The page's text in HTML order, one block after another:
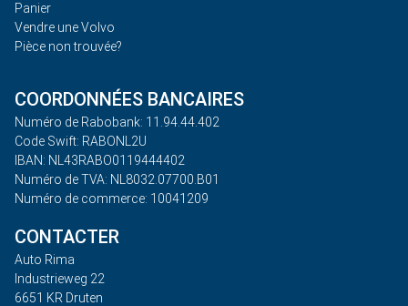
Panier
Vendre une Volvo
Pièce non trouvée?
COORDONNÉES BANCAIRES
Numéro de Rabobank: 11.94.44.402
Code Swift: RABONL2U
IBAN: NL43RABO0119444402
Numéro de TVA: NL8032.07700.B01
Numéro de commerce: 10041209
CONTACTER
Auto Rima
Industrieweg 22
6651 KR Druten